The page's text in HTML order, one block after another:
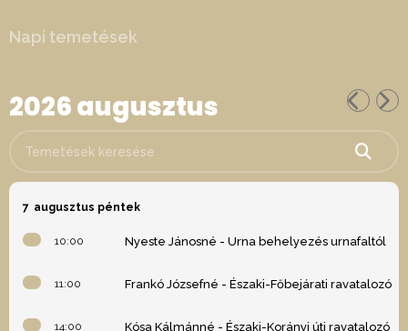
Napi temetések
2026 augusztus
7 augusztus péntek
10:00 Nyeste Jánosné - Urna behelyezés urnafaltól
11:00 Frankó Józsefné - Északi-Főbejárati ravatalozó
14:00 Kósa Kálmánné - Északi-Korányi úti ravatalozó